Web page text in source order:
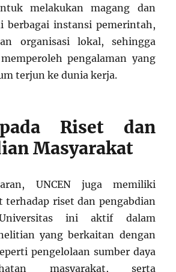
melakukan magang dan
berbagai instansi pemerintah,
organisasi lokal, sehingga
pengalaman yang
terjun ke dunia kerja.
Riset dan
Masyarakat
UNCEN juga memiliki
riset dan pengabdian
Universitas ini aktif dalam
yang berkaitan dengan
pengelolaan sumber daya
masyarakat, serta